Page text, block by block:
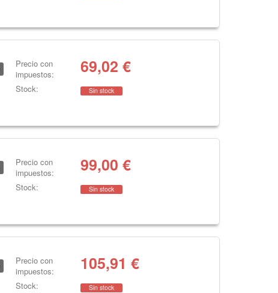
Precio con
impuestos:
69,02 €
Stock: Sin stock
Precio con
impuestos:
99,00 €
Stock: Sin stock
Precio con
impuestos:
105,91 €
Stock: Sin stock